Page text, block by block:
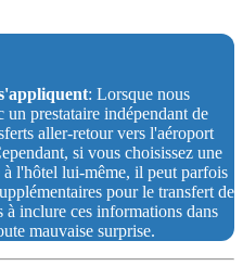
: Lorsque nous
prestataire indépendant de
aller-retour vers l'aéroport
si vous choisissez une
l'hôtel lui-même, il peut parfois
pour le transfert de
inclure ces informations dans
mauvaise surprise.